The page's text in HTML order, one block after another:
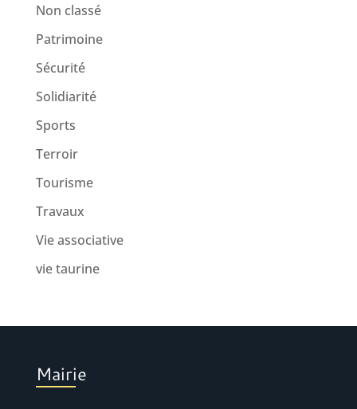
Non classé
Patrimoine
Sécurité
Solidiarité
Sports
Terroir
Tourisme
Travaux
Vie associative
vie taurine
Mairie